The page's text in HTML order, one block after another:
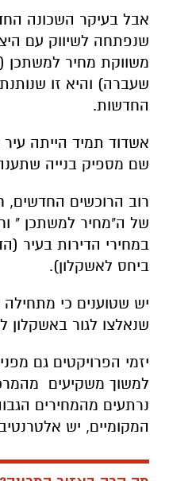
אבל בעיקר השכונה
שנפתחה לשיווק עם
שעברה) והיא זו
החדשות.
אשדוד תמיד הייתה
שם מספיק בנייה
רוב הרוכשים החדשים,
של ה"מחיר למשתכן "
במחירי הדירות בעיר
ביחס לאשקלון).
יש שטוענים כי
שנאלצו לגור באשקלון
יזמי הפרויקטים גם
למשוך משקיעים
נרתעים מהמחירים
המקומיים, יש